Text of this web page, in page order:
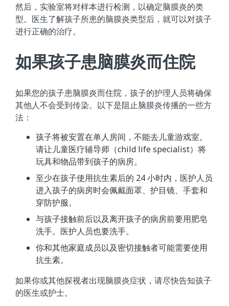
然后，实验室将对样本进行检测，以确定脑膜炎的类
型。医生了解孩子所患的脑膜炎类型后，就可以对孩子
进行正确的治疗。
如果孩子患脑膜炎而住院
如果您的孩子患脑膜炎而住院，孩子的护理人员将确保
其他人不会受到传染。以下是阻止脑膜炎传播的一些方
法：
孩子将被安置在单人房间，不能去儿童游戏室。
请让儿童医疗辅导师（child life specialist）将
玩具和物品带到孩子的病房。
至少在孩子使用抗生素后的 24 小时内，医护人员
进入孩子的病房时会佩戴面罩、护目镜、手套和
穿防护服。
与孩子接触前后以及离开孩子的病房前要用肥皂
洗手。医护人员也要洗手。
你和其他家庭成员以及密切接触者可能需要使用
抗生素。
如果你或其他探视者出现脑膜炎症状，请尽快告知孩子
的医生或护士。